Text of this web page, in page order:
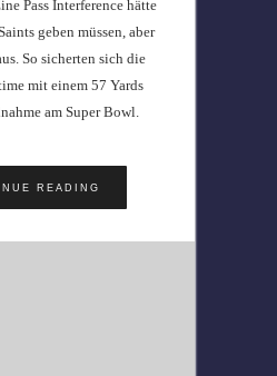
Pass Interference hätte
geben müssen, aber
So sicherten sich die
mit einem 57 Yards
am Super Bowl.
READING